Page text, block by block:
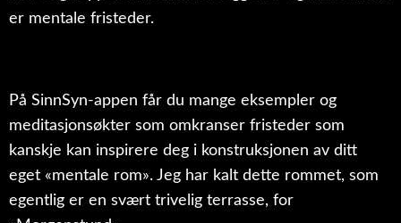
er mentale fristeder.
På SinnSyn-appen får du mange eksempler og
meditasjonsøkter som omkranser fristeder som
kanskje kan inspirere deg i konstruksjonen av ditt
eget «mentale rom». Jeg har kalt dette rommet, som
egentlig er en svært trivelig terrasse, for